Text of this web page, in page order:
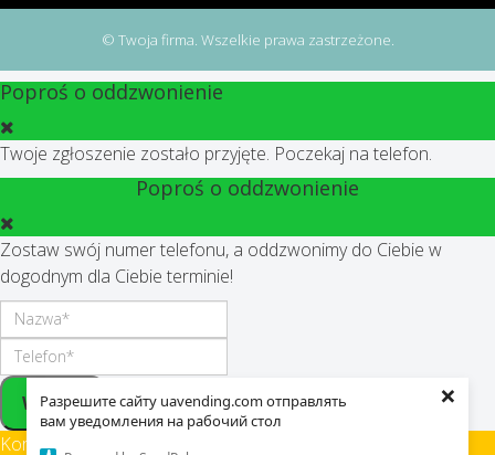
Разрешите сайту uavending.com отправлять
вам уведомления на рабочий стол
×
© Twoja firma. Wszelkie prawa zastrzeżone.
Poproś o oddzwonienie
Twoje zgłoszenie zostało przyjęte. Poczekaj na telefon.
Poproś o oddzwonienie
Zostaw swój numer telefonu, a oddzwonimy do Ciebie w
dogodnym dla Ciebie terminie!
Wysłać
Korzystając z tej witryny